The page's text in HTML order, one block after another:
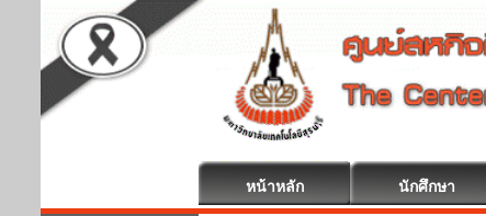
หน้าหลัก นักศึกษา